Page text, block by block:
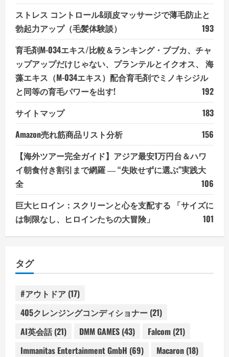
ストレス コントロール&頭皮マッサージで薄毛防止と
勃起力アップ（毛髪体験談）
193
育毛剤M-034エキス/比較＆ランキング・ブブカ、チャ
ップアップだけじゃない、プランテルとイクオス、 海
藻エキス（M-034エキス）配合育毛剤でミノキシジル
と同等の育毛パワーを出す!
192
サイトマップ
183
Amazon売れ筋商品リスト分析
156
【海外ツアー完全ガイド】アジア最安1万円台＆ハワ
イ朝食付き割引まで網羅 ― “失敗せずに選ぶ”実践大
全
106
巨大ヒロイン：スクリーンと心を支配する 「サイズに
は制限なし、ヒロインたちの大冒険」
101
タグ
#アウトドア (17)
405クレンジングコンディショナー (21)
AI英会話(21) DMM GAMES (43) Falcom (21)
Immanitas Entertainment GmbH (69) Macaron (18)